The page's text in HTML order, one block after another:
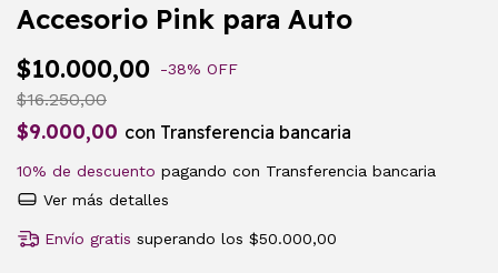
Accesorio Pink para Auto
$10.000,00 -38% OFF
$16.250,00
$9.000,00 con Transferencia bancaria
10% de descuento pagando con Transferencia bancaria
Ver más detalles
Envío gratis superando los$50.000,00